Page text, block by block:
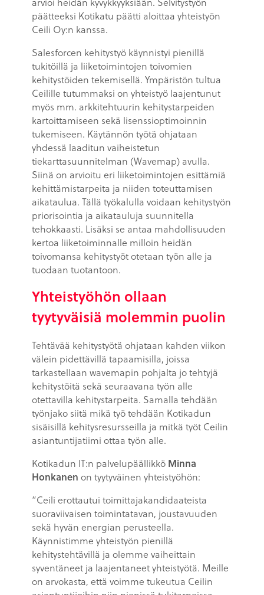
päätteeksi Kotikatu päätti aloittaa yhteistyön
Ceili Oy:n kanssa.
Salesforcen kehitystyö käynnistyi pienillä
tukitöillä ja liiketoimintojen toivomien
kehitystöiden tekemisellä. Ympäristön tultua
Ceilille tutummaksi on yhteistyö laajentunut
myös mm. arkkitehtuurin kehitystarpeiden
kartoittamiseen sekä lisenssioptimoinnin
tukemiseen. Käytännön työtä ohjataan
yhdessä laaditun vaiheistetun
tiekarttasuunnitelman (Wavemap) avulla.
Siinä on arvioitu eri liiketoimintojen esittämiä
kehittämistarpeita ja niiden toteuttamisen
aikataulua. Tällä työkalulla voidaan kehitystyön
priorisointia ja aikatauluja suunnitella
tehokkaasti. Lisäksi se antaa mahdollisuuden
kertoa liiketoiminnalle milloin heidän
toivomansa kehitystyöt otetaan työn alle ja
tuodaan tuotantoon.
Yhteistyöhön ollaan
tyytyväisiä molemmin puolin
Tehtävää kehitystyötä ohjataan kahden viikon
välein pidettävillä tapaamisilla, joissa
tarkastellaan wavemapin pohjalta jo tehtyjä
kehitystöitä sekä seuraavana työn alle
otettavilla kehitystarpeita. Samalla tehdään
työnjako siitä mikä työ tehdään Kotikadun
sisäisillä kehitysresursseilla ja mitkä työt Ceilin
asiantuntijatiimi ottaa työn alle.
Kotikadun IT:n palvelupäällikkö Minna
Honkanen on tyytyväinen yhteistyöhön:
”Ceili erottautui toimittajakandidaateista
suoraviivaisen toimintatavan, joustavuuden
sekä hyvän energian perusteella.
Käynnistimme yhteistyön pienillä
kehitystehtävillä ja olemme vaiheittain
syventäneet ja laajentaneet yhteistyötä. Meille
on arvokasta, että voimme tukeutua Ceilin